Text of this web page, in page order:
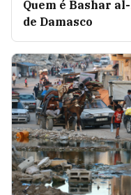
Quem é Bashar
de Damasco